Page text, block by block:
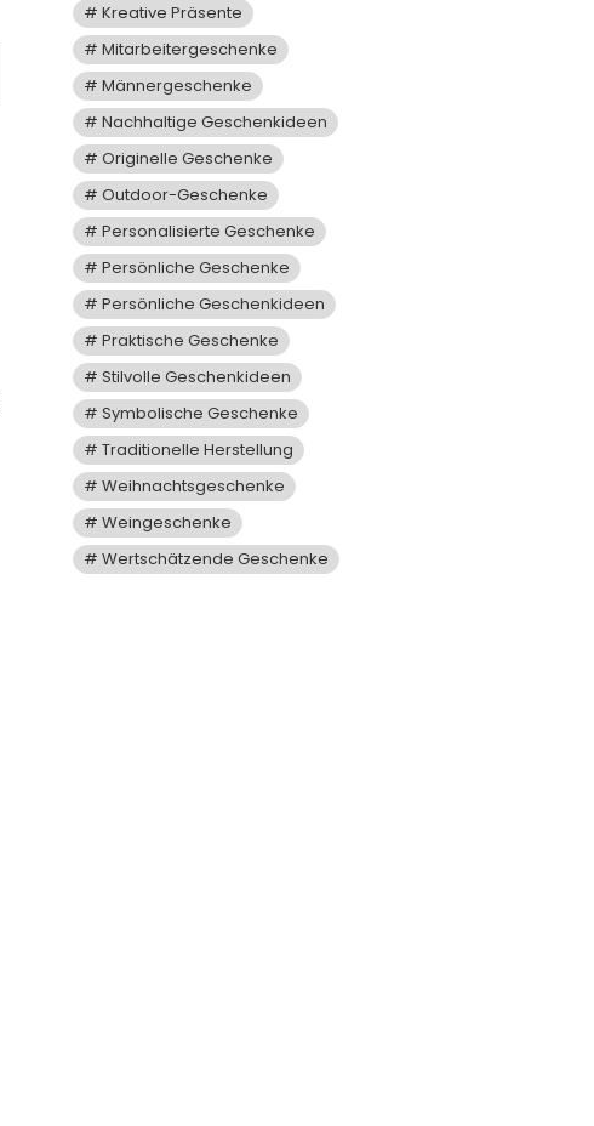
Kreative Präsente
Mitarbeitergeschenke
Männergeschenke
Nachhaltige Geschenkideen
Originelle Geschenke
Outdoor-Geschenke
Personalisierte Geschenke
Persönliche Geschenke
Persönliche Geschenkideen
Praktische Geschenke
Stilvolle Geschenkideen
Symbolische Geschenke
Traditionelle Herstellung
Weihnachtsgeschenke
Weingeschenke
Wertschätzende Geschenke